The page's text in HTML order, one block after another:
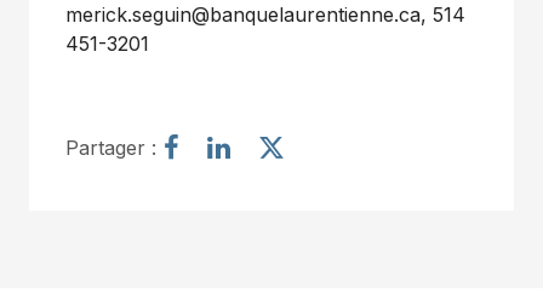
merick.seguin@banquelaurentienne.ca, 514
451-3201
Partager :
P